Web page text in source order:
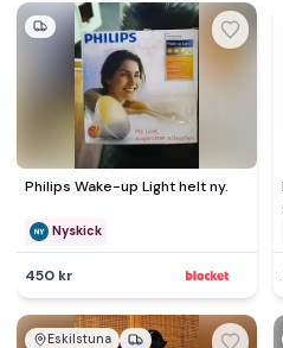
Philips Wake-up Light helt ny.
Nyskick
450 kr
Eskilstuna